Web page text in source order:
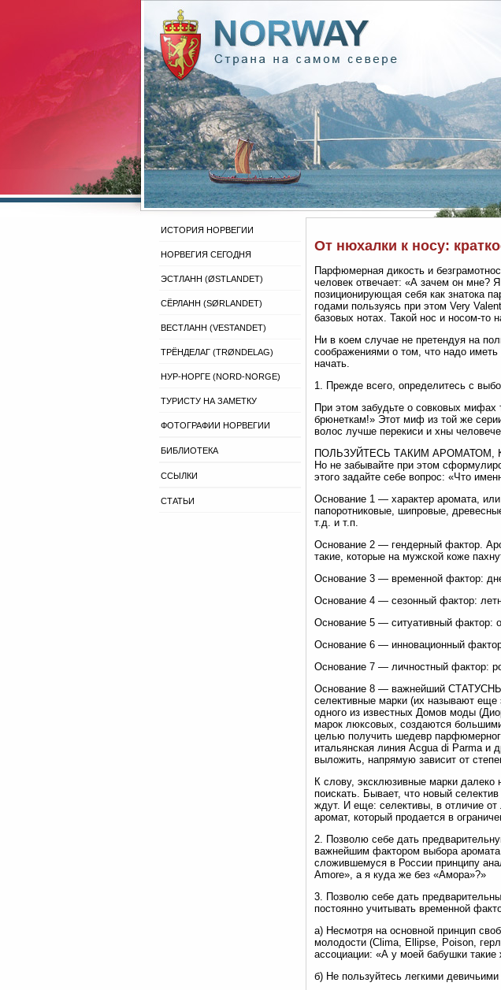
ИСТОРИЯ НОРВЕГИИ
НОРВЕГИЯ СЕГОДНЯ
ЭСТЛАНН (ØSTLANDET)
СЁРЛАНН (SØRLANDET)
ВЕСТЛАНН (VESTANDET)
ТРЁНДЕЛАГ (TRØNDELAG)
НУР-НОРГЕ (NORD-NORGE)
ТУРИСТУ НА ЗАМЕТКУ
ФОТОГРАФИИ НОРВЕГИИ
БИБЛИОТЕКА
ССЫЛКИ
СТАТЬИ
От нюхалки к носу:
Парфюмерная дикость и
человек отвечает: «А зачем он
позиционирующая себя как знатока
годами пользуясь при этом Very
базовых нотах. Такой нос и носом-то
Ни в коем случае не претендуя на
соображениями о том, что надо иметь
начать.
1. Прежде всего, определитесь с
При этом забудьте о совковых
брюнеткам!» Этот миф из той же
волос лучше перекиси и хны
ПОЛЬЗУЙТЕСЬ ТАКИМ
Но не забывайте при этом
этого задайте себе вопрос: «Что
Основание 1 — характер аромата,
папоротниковые, шипровые,
т.д. и т.п.
Основание 2 — гендерный фактор.
такие, которые на мужской коже
Основание 3 — временной фактор:
Основание 4 — сезонный фактор:
Основание 5 — ситуативный фактор:
Основание 6 — инновационный
Основание 7 — личностный фактор:
Основание 8 — важнейший
селективные марки (их называют
одного из известных Домов моды
марок люксовых, создаются
целью получить шедевр
итальянская линия Acgua di Parma и
выложить, напрямую зависит от
К слову, эксклюзивные марки
поискать. Бывает, что новый
ждут. И еще: селективы, в отличие
аромат, который продается в
2. Позволю себе дать
важнейшим фактором выбора
сложившемуся в России принципу
Amore», а я куда же без «Амора»?»
3. Позволю себе дать
постоянно учитывать временной
а) Несмотря на основной принцип
молодости (Clima, Ellipse, Poison,
ассоциации: «А у моей бабушки
б) Не пользуйтесь легкими